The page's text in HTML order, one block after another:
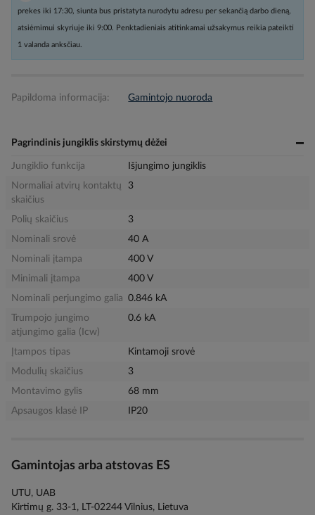
prekes iki 17:30, siunta bus pristatyta nurodytu adresu per sekančią darbo dieną,
atsiėmimui skyriuje iki 9:00. Penktadieniais atitinkamai užsakymus reikia pateikti
1 valanda anksčiau.
Papildoma informacija: Gamintojo nuoroda
Pagrindinis jungiklis skirstymų dėžei
Jungiklio funkcija
Išjungimo jungiklis
Normaliai atvirų kontaktų
skaičius
3
Polių skaičius
3
Nominali srovė
40 A
Nominali įtampa
400 V
Minimali įtampa
400 V
Nominali perjungimo galia 0.846 kA
Trumpojo jungimo
atjungimo galia (Icw)
0.6 kA
Įtampos tipas
Kintamoji srovė
Modulių skaičius
3
Montavimo gylis
68 mm
Apsaugos klasė IP
IP20
Gamintojas arba atstovas ES
UTU, UAB
Kirtimų g. 33-1, LT-02244 Vilnius, Lietuva